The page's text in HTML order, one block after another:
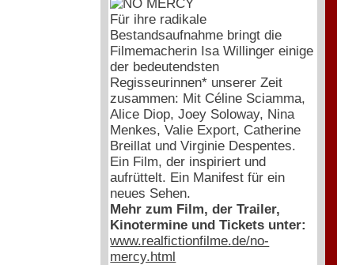
Für ihre radikale
Bestandsaufnahme bringt die
Filmemacherin Isa Willinger einige
der bedeutendsten
Regisseurinnen* unserer Zeit
zusammen: Mit Céline Sciamma,
Alice Diop, Joey Soloway, Nina
Menkes, Valie Export, Catherine
Breillat und Virginie Despentes.
Ein Film, der inspiriert und
aufrüttelt. Ein Manifest für ein
neues Sehen.
Mehr zum Film, der Trailer,
Kinotermine und Tickets unter:
www.realfictionfilme.de/no-
mercy.html